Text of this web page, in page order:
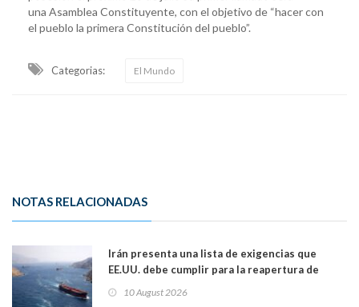
una Asamblea Constituyente, con el objetivo de “hacer con
el pueblo la primera Constitución del pueblo”.
Categorias: El Mundo
NOTAS RELACIONADAS
Irán presenta una lista de exigencias que
EE.UU. debe cumplir para la reapertura de
10 August 2026